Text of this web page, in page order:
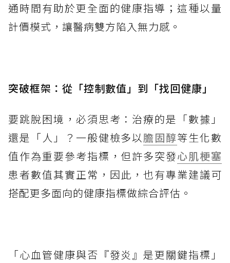
通時間有助於更全面的健康指導；這種以量
計價模式，讓醫病雙方陷入無力感。
突破框架：從「控制數值」到「找回健康」
要跳脫困境，必須思考：治療的是「數據」
還是「人」？一般健檢多以膽固醇等生化數
值作為重要參考指標，但許多突發心肌梗塞
患者數值其實正常，因此，也有專業建議可
搭配更多面向的健康指標做綜合評估。
「心血管健康與否『發炎』是更關鍵指標」